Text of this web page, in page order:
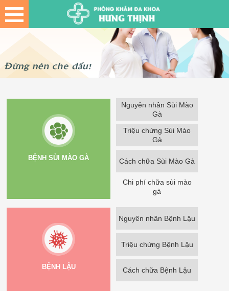
BỆNH SÙI MÀO GÀ
Nguyên nhân Sùi Mào
Gà
Triệu chứng Sùi Mào
Gà
Cách chữa Sùi Mào Gà
Chi phí chữa sùi mào
gà
BỆNH LẬU
Nguyên nhân Bệnh Lậu
Triệu chứng Bệnh Lậu
Cách chữa Bệnh Lậu